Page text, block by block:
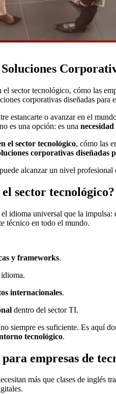
sector tecnológico, cómo las
corporativas diseñadas para
estancarte o avanzar en el
es una opción: es una
el sector tecnológico, cómo las
corporativas diseñadas
alcanzar un nivel profesional
sector tecnológico?
idioma universal que la
técnico en todo el mundo.
y frameworks.
internacionales.
dentro del sector TI.
siempre es suficiente. Es aquí
tecnológico.
empresas de
más que clases de inglés